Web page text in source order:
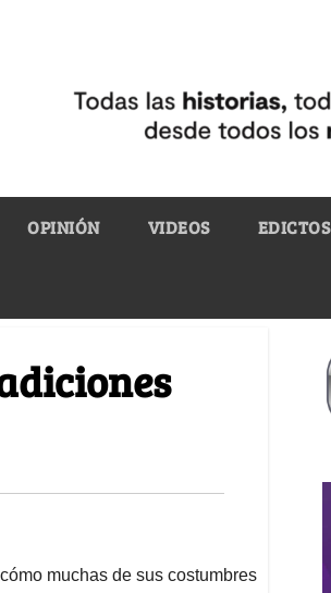
OPINIÓN VIDEOS EDICTOS
muchas de sus costumbres